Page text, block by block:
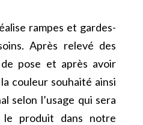
rampes et gardes-
Après relevé des
pose et après avoir
couleur souhaité ainsi
selon l’usage qui sera
le produit dans notre